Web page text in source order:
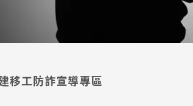
移工防詐宣導專區